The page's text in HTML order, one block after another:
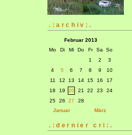
.:archiv:.
Februar 2013
Mo
Di Mi Do Fr Sa
So
1
2
3
4
5 6 7 8 9
10
11
12 13 14 15 16
17
18
19 20 21 22 23
24
25
26 27
28
Januar
März
.:dernier cri:.